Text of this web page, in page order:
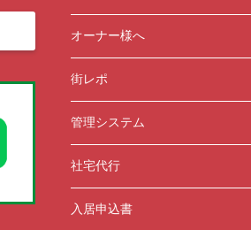
オーナー様へ
街レポ
管理システム
社宅代行
入居申込書